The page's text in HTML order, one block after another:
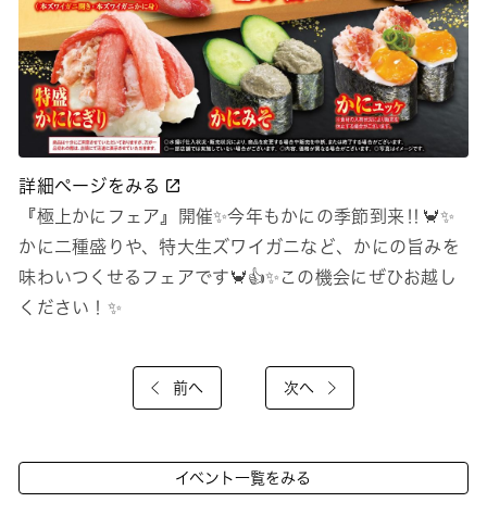
詳細ページをみる
『極上かにフェア』開催✨今年もかにの季節到来‼🦀✨
かに二種盛りや、特大生ズワイガニなど、かにの旨みを
味わいつくせるフェアです🦀👍✨この機会にぜひお越し
ください！✨
前へ 次へ
イベント一覧をみる